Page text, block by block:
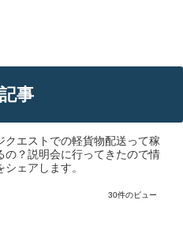
事
クエストでの軽貨物配送って稼
の？説明会に行ってきたので情
シェアします。
30件のビュー